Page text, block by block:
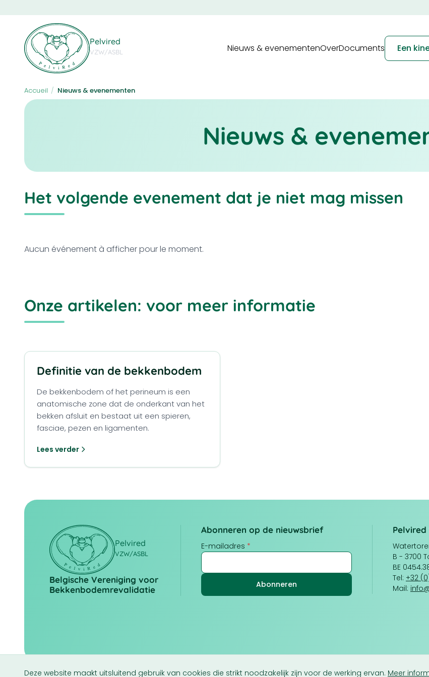
to
content
Pelvired
VZW/ASBL
principale
Nieuws & evenementenOverDocuments Een
Accueil / Nieuws & evenementen
Nieuws &
Het volgende evenement dat je niet mag missen
Aucun événement à afficher pour le moment.
Onze artikelen: voor meer informatie
Definitie van de bekkenbodem
De bekkenbodem of het perineum is een
anatomische zone dat de onderkant van het
bekken afsluit en bestaat uit een spieren,
fasciae, pezen en ligamenten.
Lees verder
Pelvired
VZW/ASBL
Belgische Vereniging voor
Bekkenbodemrevalidatie
Abonneren op de nieuwsbrief
E-mailadres *
Pelvired
B - 3700
BE
Tel: +32
Mail:
© 2026 Pelvired VZW/ASBL
Deze website maakt uitsluitend gebruik van cookies die strikt noodzakelijk zijn voor de werking ervan. Meer